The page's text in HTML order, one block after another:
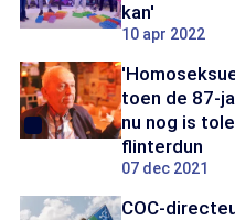
kan'
10 apr 2022
toen de 87-
nu nog is
flinterdun
07 dec 2021
COC-